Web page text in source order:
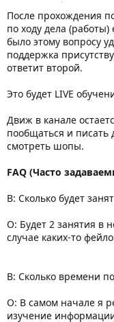
После прохождения
по ходу дела
было этому вопросу
поддержка
ответит второй.
Это будет LIVE
Движ в канале
пообщаться и писать
смотреть шопы.
FAQ (Часто
В: Сколько будет
О: Будет 2 занятия в
случае каких-то
В: Сколько времени
О: В самом начале я
изучение